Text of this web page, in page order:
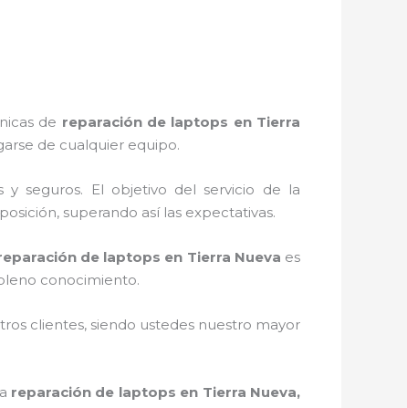
de reparación de laptops en Tierra
de cualquier equipo.
seguros. El objetivo del servicio de la
superando así las expectativas.
de laptops en Tierra Nueva es
conocimiento.
clientes, siendo ustedes nuestro mayor
reparación de laptops en Tierra Nueva,